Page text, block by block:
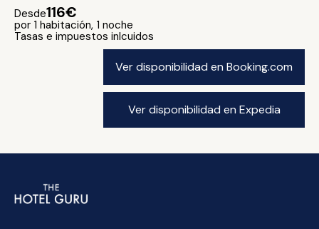
Desde116€
por 1 habitación, 1 noche
Tasas e impuestos inlcuidos
Ver disponibilidad en Booking.com
Ver disponibilidad en Expedia